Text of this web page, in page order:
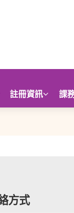
註冊資訊 課
方式